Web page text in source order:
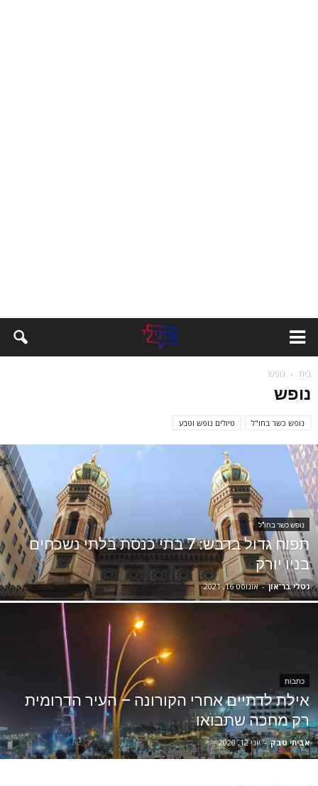
בית נופש
נופש
נופש כשר בחו"ל טיולים נופש וטבע
נופש כשר בחו"ל
תפוח גדול בדבש: 7 בתי כנסת בלתי נשכחים
בניו יורק
נטלי בר־און - אוגוסט 16, 2021
כתבות
אילת לדתיים אחרי הקורונה – העיר הדרומית
רק מחכה שתבואו
אביחי טבק - יוני 12, 2020